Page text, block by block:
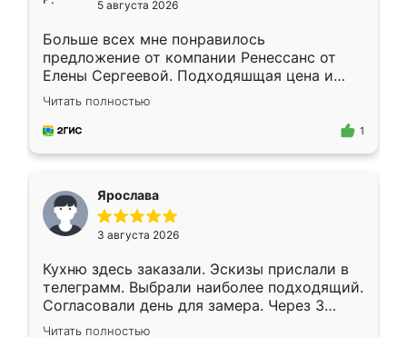
5 августа 2026
Больше всех мне понравилось
предложение от компании Ренессанс от
Елены Сергеевой. Подходяшщая цена и
короткие сроки изготовления. Приехавший
для замера сотрудник Владислав
предложил по моему эскизу самый
Читать полностью
1
Ярослава
3 августа 2026
Кухню здесь заказали. Эскизы прислали в
телеграмм. Выбрали наиболее подходящий.
Согласовали день для замера. Через 3
недели кухня была уже готова. Остались
Читать полностью